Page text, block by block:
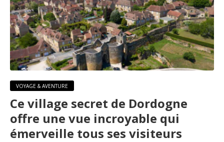
VOYAGE & AVENTURE
Ce village secret de Dordogne
offre une vue incroyable qui
émerveille tous ses visiteurs